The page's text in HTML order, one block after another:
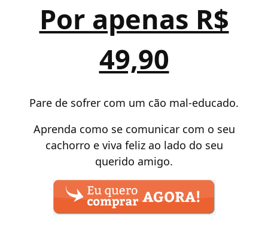
Por apenas R$
49,90
Pare de sofrer com um cão mal-educado.
Aprenda como se comunicar com o seu
cachorro e viva feliz ao lado do seu
querido amigo.